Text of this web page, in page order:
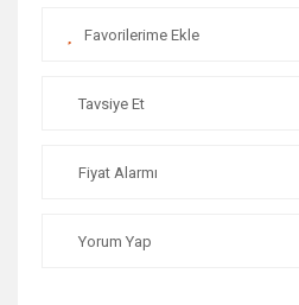
Tavsiye Et
Fiyat Alarmı
Yorum Yap